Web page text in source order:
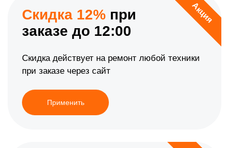
Акция
Скидка 12% при
заказе до 12:00
Скидка действует на ремонт любой техники
при заказе через сайт
Применить